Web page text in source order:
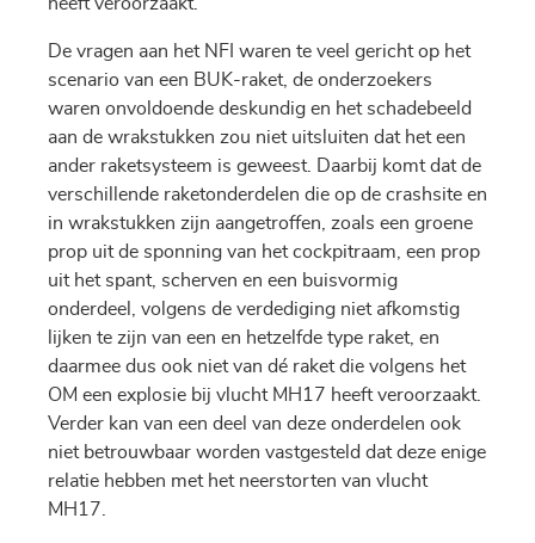
De vragen aan het NFI waren te veel gericht op het
scenario van een BUK-raket, de onderzoekers
waren onvoldoende deskundig en het schadebeeld
aan de wrakstukken zou niet uitsluiten dat het een
ander raketsysteem is geweest. Daarbij komt dat de
verschillende raketonderdelen die op de crashsite en
in wrakstukken zijn aangetroffen, zoals een groene
prop uit de sponning van het cockpitraam, een prop
uit het spant, scherven en een buisvormig
onderdeel, volgens de verdediging niet afkomstig
lijken te zijn van een en hetzelfde type raket, en
daarmee dus ook niet van dé raket die volgens het
OM een explosie bij vlucht MH17 heeft veroorzaakt.
Verder kan van een deel van deze onderdelen ook
niet betrouwbaar worden vastgesteld dat deze enige
relatie hebben met het neerstorten van vlucht
MH17.